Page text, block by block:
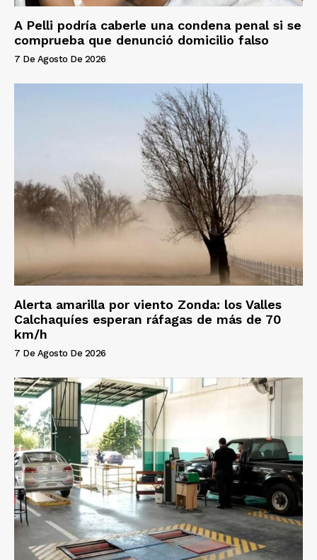
A Pelli podría caberle una condena penal si se
comprueba que denunció domicilio falso
7 De Agosto De 2026
Alerta amarilla por viento Zonda: los Valles
Calchaquíes esperan ráfagas de más de 70
km/h
7 De Agosto De 2026